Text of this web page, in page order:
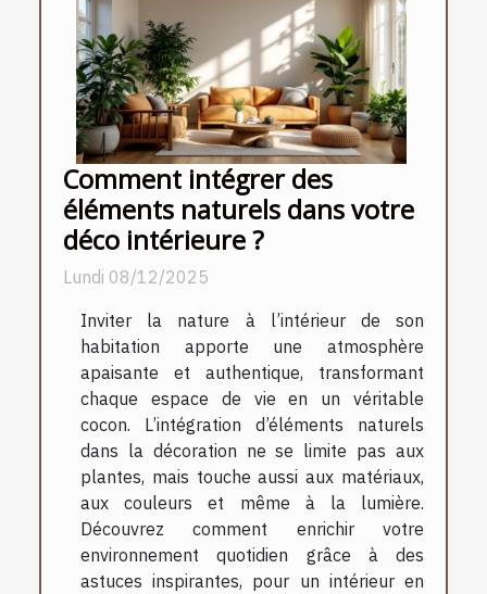
Comment intégrer des
éléments naturels dans votre
déco intérieure ?
Lundi 08/12/2025
Inviter la nature à l’intérieur de son
habitation apporte une atmosphère
apaisante et authentique, transformant
chaque espace de vie en un véritable
cocon. L’intégration d’éléments naturels
dans la décoration ne se limite pas aux
plantes, mais touche aussi aux matériaux,
aux couleurs et même à la lumière.
Découvrez comment enrichir votre
environnement quotidien grâce à des
astuces inspirantes, pour un intérieur en